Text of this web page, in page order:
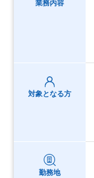
業務内容
対象となる方
勤務地